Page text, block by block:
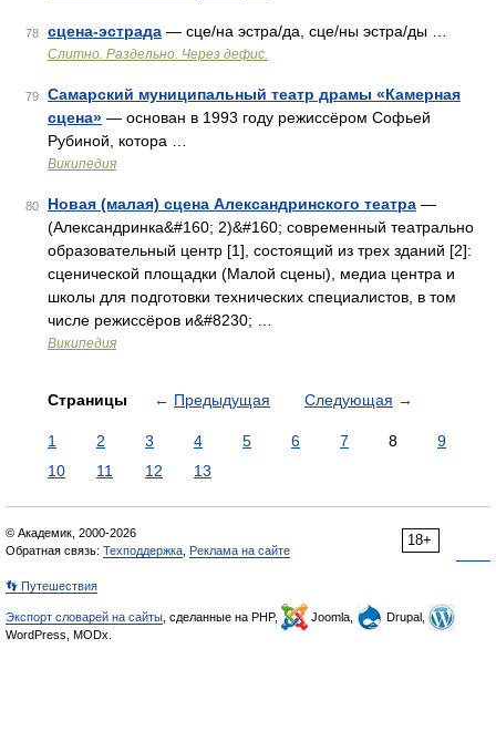
78 сцена-эстрада — сце/на эстра/да, сце/ны эстра/ды …
Слитно. Раздельно. Через дефис.
79
Самарский муниципальный театр драмы «Камерная
сцена» — основан в 1993 году режиссёром Софьей
Рубиной, котора …
Википедия
80 Новая (малая) сцена Александринского театра —
(Александринка&#160; 2)&#160; современный театрально
образовательный центр [1], состоящий из трех зданий [2]:
сценической площадки (Малой сцены), медиа центра и
школы для подготовки технических специалистов, в том
числе режиссёров и&#8230; …
Википедия
Страницы ← Предыдущая Следующая →
1 2 3 4 5 6 7 8
9
10
11 12 13
18+
© Академик, 2000-2026
Обратная связь: Техподдержка Реклама на сайте
👣 Путешествия
Экспорт словарей на сайты , сделанные на PHP, Joomla,
Drupal,
WordPress, MODx.